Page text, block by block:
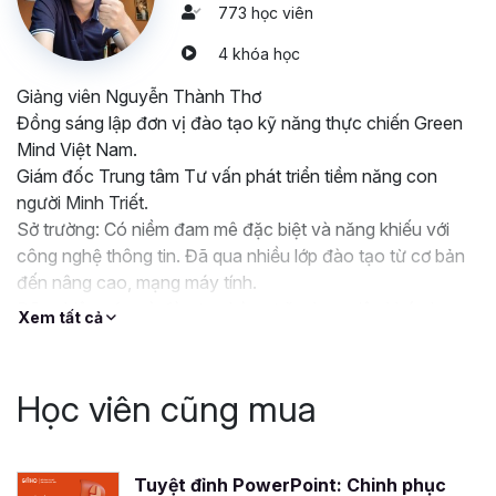
773 học viên
4 khóa học
Giảng viên Nguyễn Thành Thơ
Đồng sáng lập đơn vị đào tạo kỹ năng thực chiến Green
Mind Việt Nam.
Giám đốc Trung tâm Tư vấn phát triển tiềm năng con
người Minh Triết.
Sở trường: Có niềm đam mê đặc biệt và năng khiếu với
công nghệ thông tin. Đã qua nhiều lớp đào tạo từ cơ bản
đến nâng cao, mạng máy tính.
Đã nghiên cứu và đào tạo hàng trăm học viên khóa học
Xem tất cả
Học viên cũng mua
Tuyệt đỉnh PowerPoint: Chinh phục